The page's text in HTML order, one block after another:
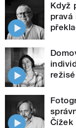
Když
pravá
Čížek